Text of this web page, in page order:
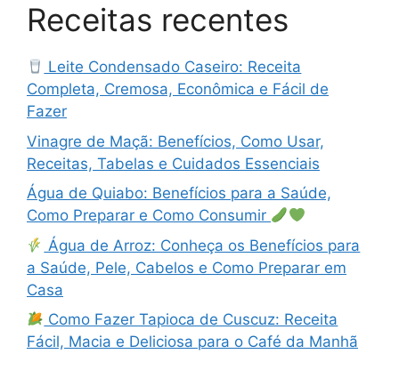
Receitas recentes
Leite Condensado Caseiro: Receita
Completa, Cremosa, Econômica e Fácil de
Fazer
Vinagre de Maçã: Benefícios, Como Usar,
Receitas, Tabelas e Cuidados Essenciais
Água de Quiabo: Benefícios para a Saúde,
Como Preparar e Como Consumir
Água de Arroz: Conheça os Benefícios para
a Saúde, Pele, Cabelos e Como Preparar em
Casa
Como Fazer Tapioca de Cuscuz: Receita
Fácil, Macia e Deliciosa para o Café da Manhã